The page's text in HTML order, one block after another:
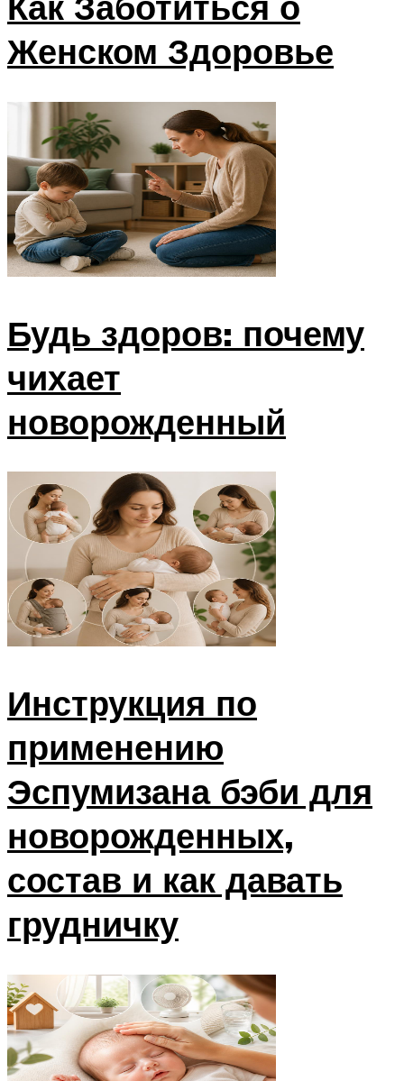
Женском Здоровье
Будь здоров: почему
чихает
новорожденный
Инструкция по
применению
Эспумизана бэби для
новорожденных,
состав и как давать
грудничку